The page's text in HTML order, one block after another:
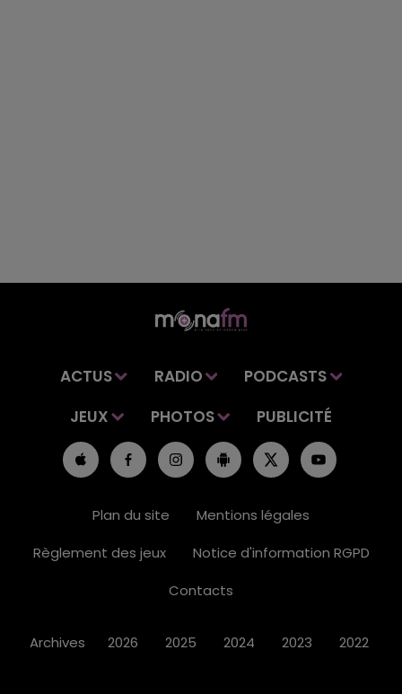
ACTUS RADIO
PODCASTS
JEUX
PHOTOS PUBLICITÉ
Plan du site
Mentions légales
Règlement des jeux
Notice d'information RGPD
Contacts
Archives 2026 2025 2024 2023 2022